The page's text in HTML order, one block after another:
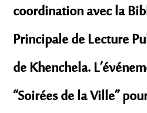
coordination avec la
Principale de Lecture
de Khenchela.
“Soirées de la Ville”